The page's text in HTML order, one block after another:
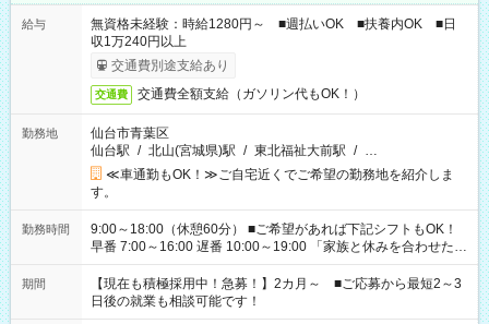
給与
無資格未経験：時給1280円～ ■週払いOK ■扶養内OK ■日
収1万240円以上
交通費別途支給あり
交通費 交通費全額支給（ガソリン代もOK！）
勤務地
仙台市青葉区
仙台駅 / 北山(宮城県)駅 / 東北福祉大前駅 / …
≪車通勤もOK！≫ご自宅近くでご希望の勤務地を紹介しま
す。
勤務時間
9:00～18:00（休憩60分） ■ご希望があれば下記シフトもOK！
早番 7:00～16:00 遅番 10:00～19:00 「家族と休みを合わせた
い」 「余裕を持って夕飯の準備がしたい」 「できれば残業はし
たくない」 など、ご希望を教えてくださいね。 ※Wワーク希望
の方へ 今ご覧のお仕事で希望する勤務時間と、もう1つのお仕事
の勤務時間。 合計で週40時間を超える場合は応募できません。
期間
【現在も積極採用中！急募！】2カ月～ ■ご応募から最短2～3
日後の就業も相談可能です！